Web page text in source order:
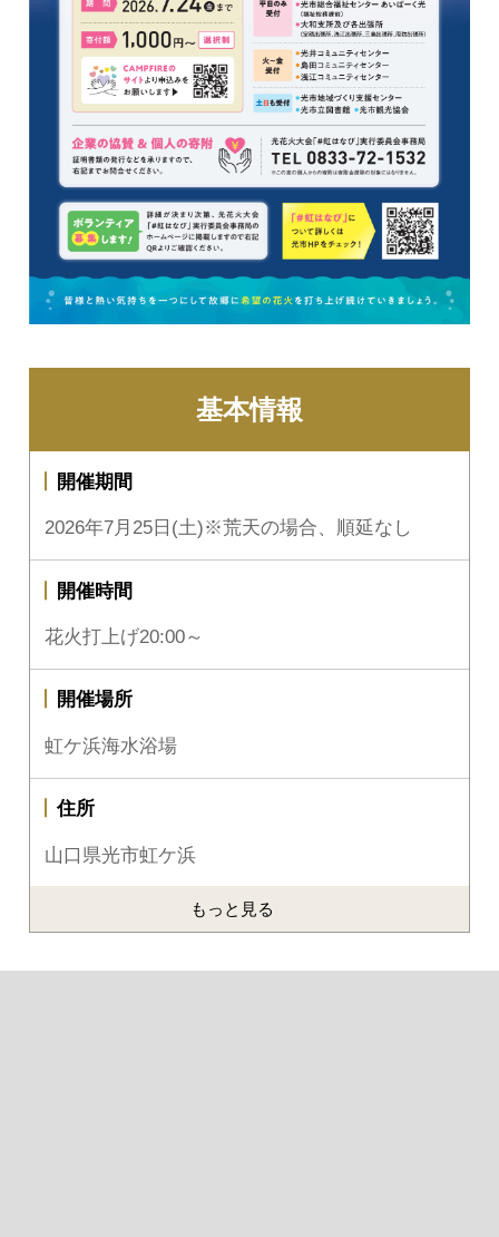
基本情報
開催期間
2026年7月25日(土)※荒天の場合、順延なし
開催時間
花火打上げ20:00～
開催場所
虹ケ浜海水浴場
住所
山口県光市虹ケ浜
もっと見る